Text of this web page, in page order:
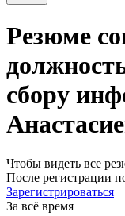
Резюме
сбору
Чтобы видеть все
После регистрации
Зарегистрироваться
За всё время